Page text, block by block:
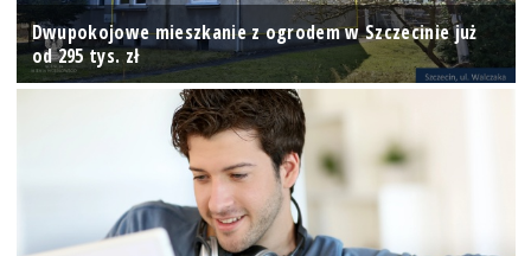
Dwupokojowe mieszkanie z ogrodem w Szczecinie już
od 295 tys. zł